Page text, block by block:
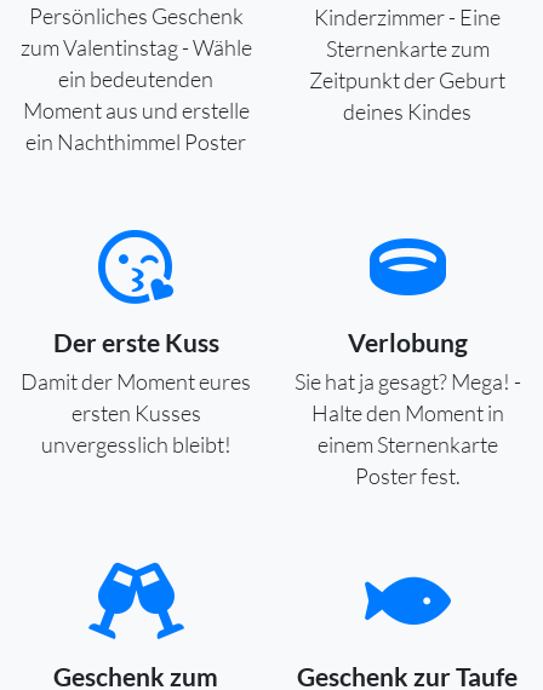
Persönliches Geschenk
zum Valentinstag - Wähle
ein bedeutenden
Moment aus und erstelle
ein Nachthimmel Poster
Kinderzimmer - Eine
Sternenkarte zum
Zeitpunkt der Geburt
deines Kindes
Der erste Kuss
Damit der Moment eures
ersten Kusses
unvergesslich bleibt!
Verlobung
Sie hat ja gesagt? Mega! -
Halte den Moment in
einem Sternenkarte
Poster fest.
Geschenk zum Geschenk zur Taufe